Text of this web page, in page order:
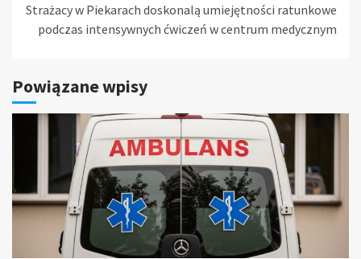
Strażacy w Piekarach doskonalą umiejętności ratunkowe
podczas intensywnych ćwiczeń w centrum medycznym
Powiązane wpisy